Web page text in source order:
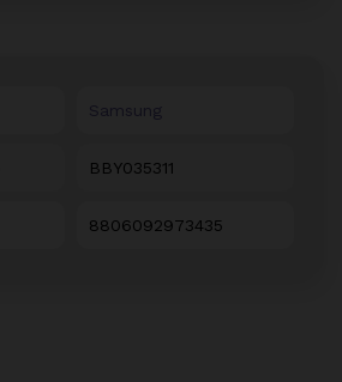
Samsung
BBY035311
8806092973435